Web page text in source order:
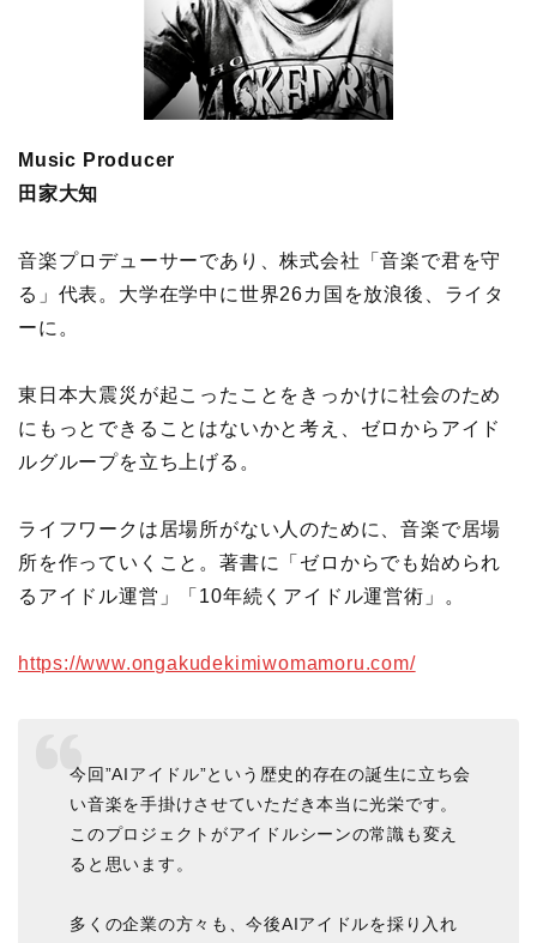
Music Producer
田家大知
音楽プロデューサーであり、株式会社「音楽で君を守
る」代表。大学在学中に世界26カ国を放浪後、ライタ
ーに。
東日本大震災が起こったことをきっかけに社会のため
にもっとできることはないかと考え、ゼロからアイド
ルグループを立ち上げる。
ライフワークは居場所がない人のために、音楽で居場
所を作っていくこと。著書に「ゼロからでも始められ
るアイドル運営」「10年続くアイドル運営術」。
https://www.ongakudekimiwomamoru.com/
今回”AIアイドル”という歴史的存在の誕生に立ち会
い音楽を手掛けさせていただき本当に光栄です。
このプロジェクトがアイドルシーンの常識も変え
ると思います。
多くの企業の方々も、今後AIアイドルを採り入れ